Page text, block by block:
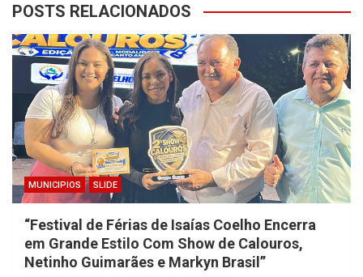
POSTS RELACIONADOS
MUNICIPIOS SLIDE
“Festival de Férias de Isaías Coelho Encerra
em Grande Estilo Com Show de Calouros,
Netinho Guimarães e Markyn Brasil”